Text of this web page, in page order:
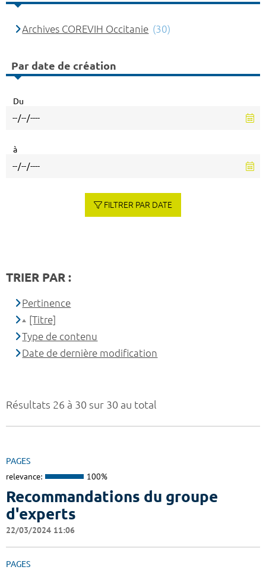
Résultats 26 à 30 sur 30 au total
PAGES
relevance: 100%
Recommandations du groupe
d'experts
22/03/2024 11:06
PAGES
Archives COREVIH Occitanie (30)
Par date de création
Du
à
FILTRER PAR DATE
TRIER PAR :
Pertinence
[Titre]
Type de contenu
Date de dernière modification